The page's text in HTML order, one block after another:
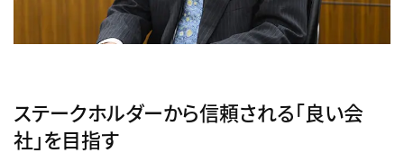
ステークホルダーから信頼される「良い会
社」を目指す